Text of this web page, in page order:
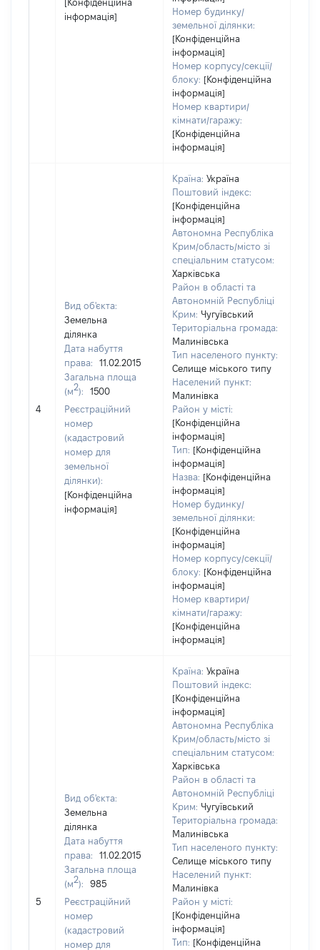
[Конфіденційна
інформація]
Номер будинку/
земельної ділянки:
[Конфіденційна
інформація]
Номер корпусу/секції/
блоку: [Конфіденційна
інформація]
Номер квартири/
кімнати/гаражу:
[Конфіденційна
інформація]
4
Вид об'єкта:
Земельна
ділянка
Дата набуття
права:
11.02.2015
Загальна площа
(м2):
1500
Реєстраційний
номер
(кадастровий
номер для
земельної
ділянки):
[Конфіденційна
інформація]
Країна: Україна
Поштовий індекс:
[Конфіденційна
інформація]
Автономна Республіка
Крим/область/місто зі
спеціальним статусом:
Харківська
Район в області та
Автономній Республіці
Крим: Чугуївський
Територіальна громада:
Малинівська
Тип населеного пункту:
Селище міського типу
Населений пункт:
Малинівка
Район у місті:
[Конфіденційна
інформація]
Тип: [Конфіденційна
інформація]
Назва: [Конфіденційна
інформація]
Номер будинку/
земельної ділянки:
[Конфіденційна
інформація]
Номер корпусу/секції/
блоку: [Конфіденційна
інформація]
Номер квартири/
кімнати/гаражу:
[Конфіденційна
інформація]
5
Вид об'єкта:
Земельна
ділянка
Дата набуття
права:
11.02.2015
Загальна площа
(м2):
985
Реєстраційний
номер
(кадастровий
номер для
Країна: Україна
Поштовий індекс:
[Конфіденційна
інформація]
Автономна Республіка
Крим/область/місто зі
спеціальним статусом:
Харківська
Район в області та
Автономній Республіці
Крим: Чугуївський
Територіальна громада:
Малинівська
Тип населеного пункту:
Селище міського типу
Населений пункт:
Малинівка
Район у місті:
[Конфіденційна
інформація]
Тип: [Конфіденційна